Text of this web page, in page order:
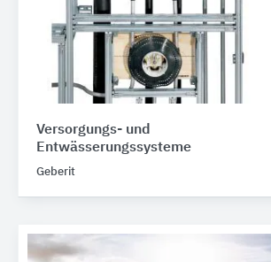
Versorgungs- und
Entwässerungssysteme
Geberit